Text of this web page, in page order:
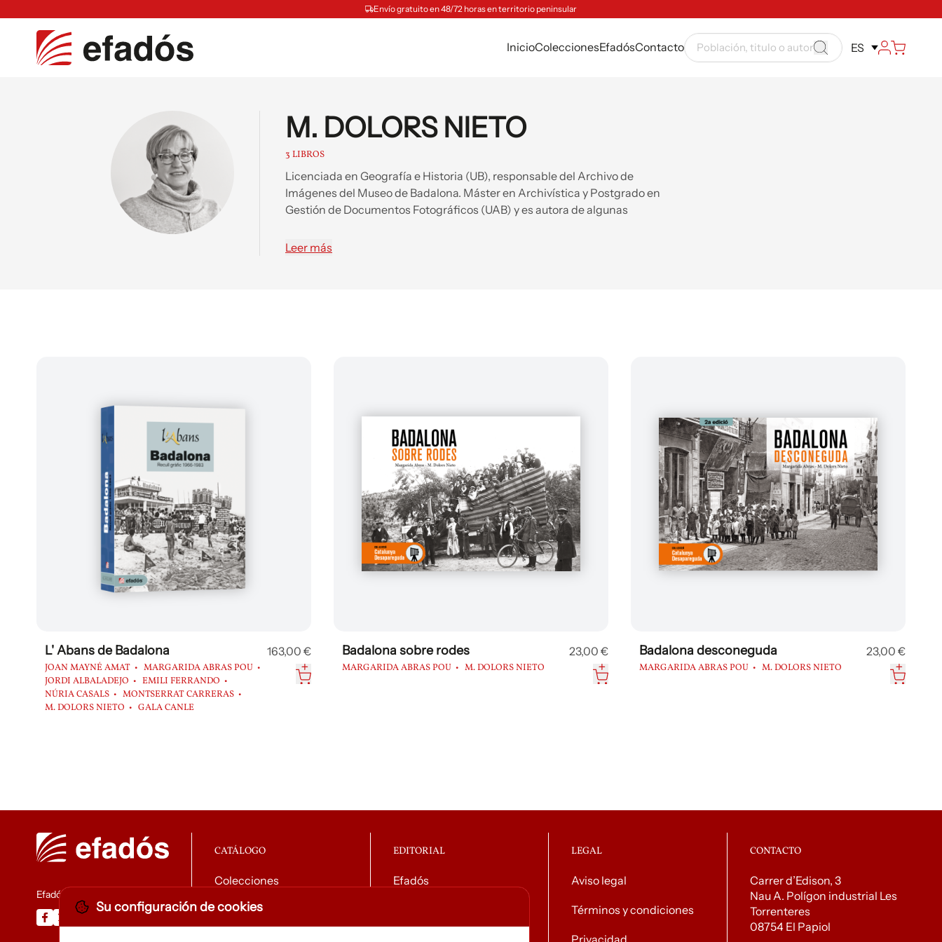
Envío gratuito en 48/72 horas en territorio peninsular
InicioColeccionesEfadósContacto ES
M. DOLORS NIETO
3 LIBROS
Licenciada en Geografía e Historia (UB), responsable del Archivo de
Imágenes del Museo de Badalona. Máster en Archivística y Postgrado en
Gestión de Documentos Fotográficos (UAB) y es autora de algunas
Leer más
L' Abans de Badalona
JOAN MAYNÉ AMAT
MARGARIDA ABRAS POU
JORDI ALBALADEJO
EMILI FERRANDO
NÚRIA CASALS
MONTSERRAT CARRERAS
M. DOLORS NIETO
GALA CANLE
163,00 € Badalona sobre rodes
MARGARIDA ABRAS POU M. DOLORS NIETO
23,00 € Badalona desconeguda
MARGARIDA ABRAS POU M. DOLORS NIETO
23,00 €
Efadós
CATÁLOGO
Colecciones
Descargar catálogo general
EDITORIAL
Efadós
LEGAL
Aviso legal
Términos y condiciones
Privacidad
CONTACTO
Carrer d’Edison, 3
Nau A. Polígon industrial Les
Torrenteres
08754 El Papiol
Su configuración de cookies